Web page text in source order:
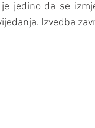
je jedino da se
Izvedba